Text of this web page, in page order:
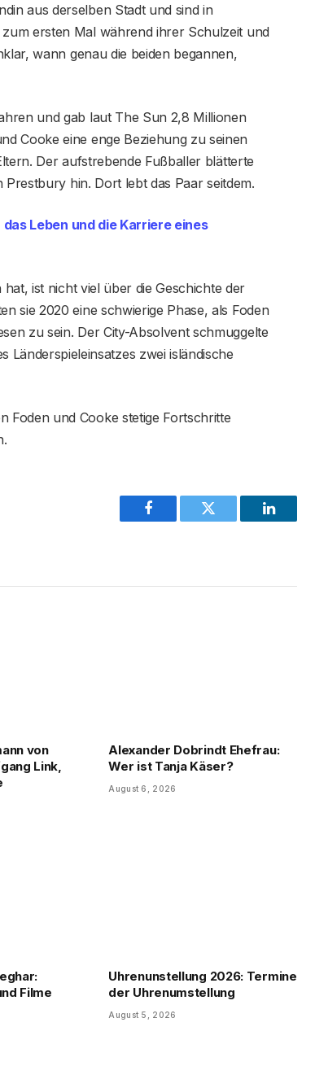
aus derselben Stadt und sind in
ersten Mal während ihrer Schulzeit und
wann genau die beiden begannen,
und gab laut The Sun 2,8 Millionen
Cooke eine enge Beziehung zu seinen
Der aufstrebende Fußballer blätterte
hin. Dort lebt das Paar seitdem.
Leben und die Karriere eines
ist nicht viel über die Geschichte der
sie 2020 eine schwierige Phase, als Foden
zu sein. Der City-Absolvent schmuggelte
Länderspieleinsatzes zwei isländische
Foden und Cooke stetige Fortschritte
Facebook Twitter LinkedIn
von
Link,
Alexander Dobrindt Ehefrau:
Wer ist Tanja Käser?
August 6, 2026
Filme
Uhrenunstellung 2026: Termine
der Uhrenumstellung
August 5, 2026